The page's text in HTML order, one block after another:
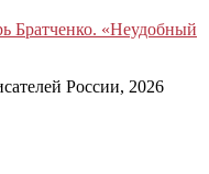
Братченко. «Неудобный
России, 2026